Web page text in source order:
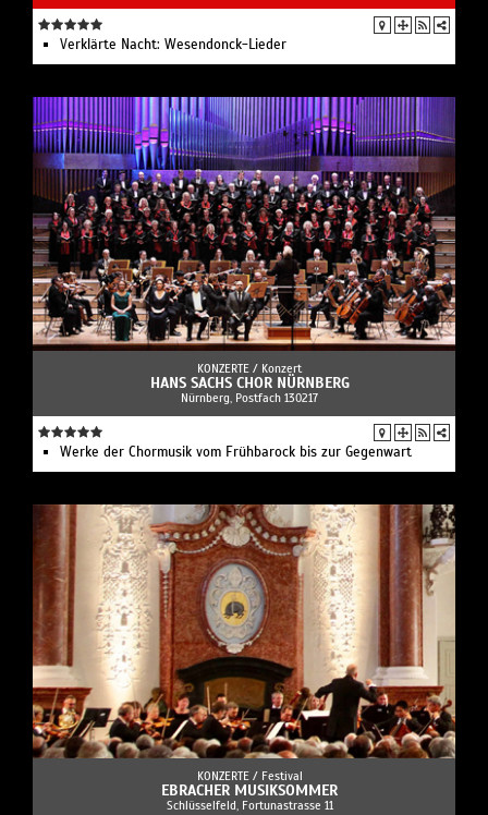
Verklärte Nacht: Wesendonck-Lieder
KONZERTE / Konzert
HANS SACHS CHOR NÜRNBERG
Nürnberg, Postfach 130217
Werke der Chormusik vom Frühbarock bis zur Gegenwart
KONZERTE / Festival
EBRACHER MUSIKSOMMER
Schlüsselfeld, Fortunastrasse 11